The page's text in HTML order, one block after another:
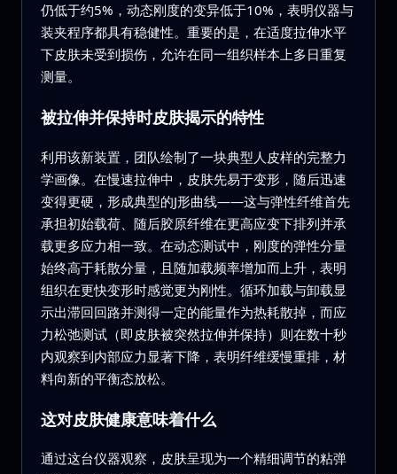
仍低于约5%，动态刚度的变异低于10%，表明仪器与
装夹程序都具有稳健性。重要的是，在适度拉伸水平
下皮肤未受到损伤，允许在同一组织样本上多日重复
测量。
被拉伸并保持时皮肤揭示的特性
利用该新装置，团队绘制了一块典型人皮样的完整力
学画像。在慢速拉伸中，皮肤先易于变形，随后迅速
变得更硬，形成典型的J形曲线——这与弹性纤维首先
承担初始载荷、随后胶原纤维在更高应变下排列并承
载更多应力相一致。在动态测试中，刚度的弹性分量
始终高于耗散分量，且随加载频率增加而上升，表明
组织在更快变形时感觉更为刚性。循环加载与卸载显
示出滞回回路并测得一定的能量作为热耗散掉，而应
力松弛测试（即皮肤被突然拉伸并保持）则在数十秒
内观察到内部应力显著下降，表明纤维缓慢重排，材
料向新的平衡态放松。
这对皮肤健康意味着什么
通过这台仪器观察，皮肤呈现为一个精细调节的粘弹